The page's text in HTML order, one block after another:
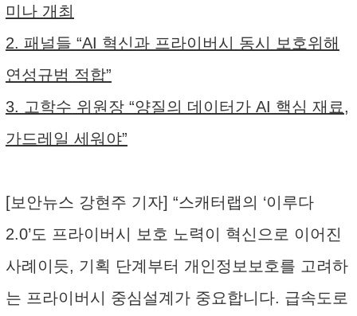
미나 개최
2. 패널들 “AI 혁신과 프라이버시 동시 보호위해
연성규범 적합”
3. 고학수 위원장 “양질의 데이터가 AI 핵심 재료,
가드레일 세워야”
[보안뉴스 강현주 기자] “스캐터랩의 ‘이루다
2.0’도 프라이버시 보호 노력이 혁신으로 이어진
사례이듯, 기획 단계부터 개인정보보호를 고려하
는 프라이버시 중심설계가 중요합니다. 급속도로